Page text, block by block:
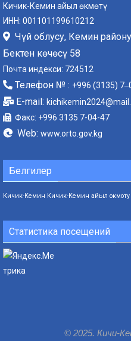
Кичик-Кемин айыл өкмөтү
ИНН: 001101199610212
Чүй облусу, Кемин
Бектен көчөсү 58
Почта индекси: 724512
Телефон № : +996 (3135)
E-mail:
Факс: +996 3135 7-04-47
Web: www.orto.gov.kg
Белгилер
Кичик-Кемин Кичик-Кемин айыл окмоту
Статистика посещений
© 2025. Кичи-